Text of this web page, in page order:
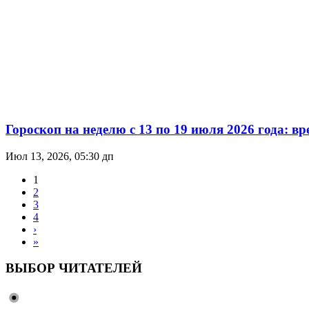
Гороскоп на неделю с 13 по 19 июля 2026 года:
Июл 13, 2026, 05:30 дп
1
2
3
4
›
»
ВЫБОР ЧИТАТЕЛЕЙ